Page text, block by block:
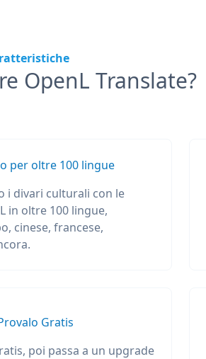
OpenL Translate?
per oltre 100 lingue
i divari culturali con le
in oltre 100 lingue,
cinese, francese,
Gratis
poi passa a un upgrade